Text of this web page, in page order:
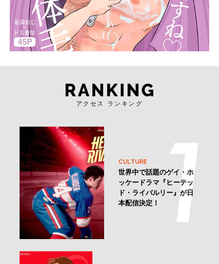
アクセス ランキング
CULTURE
世界中で話題のゲイ・ホ
ッケードラマ『ヒーテッ
ド・ライバルリー』が日
本配信決定！